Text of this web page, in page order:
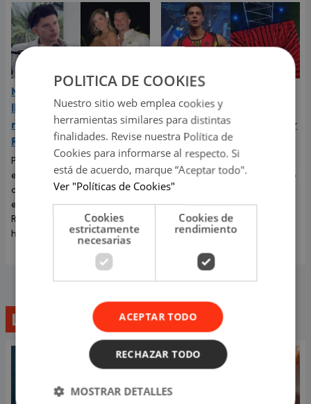
Mario Hart admitió que
lloró a escondidas tras su
ruptura con Korina
Rivadeneira
Por primera vez, el
exintegrante de Combate
contó cómo realmente afrontó
el fin de su relación con Korina
Rivadeneira, madre de sus dos
hijos.
Kevin Díaz sufrió
aparatoso accidente en
‘Esto es guerra’ tras caer
de 8 metros de altura
El incidente que preocupó a
todos los televidentes de 'Esto
es guerra' ocurrió en pleno
programa en vivo.
Lo último
POLITICA DE COOKIES
Nuestro sitio web emplea cookies y
herramientas similares para distintas
finalidades. Revise nuestra Política de
Cookies para informarse al respecto. Si
está de acuerdo, marque “Aceptar todo".
Ver "Políticas de Cookies"
Cookies
estrictamente
necesarias
Cookies de
rendimiento
ACEPTAR TODO
RECHAZAR TODO
MOSTRAR DETALLES